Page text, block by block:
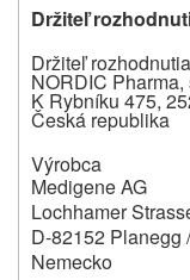
Držiteľ
Držiteľ
NORDIC Pharma,
K Rybníku 475,
Česká republika
Výrobca
Medigene AG
Lochhamer
D-82152 Planegg
Nemecko